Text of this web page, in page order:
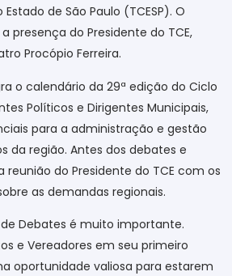
de São Paulo (TCESP). O
presença do Presidente do TCE,
Procópio Ferreira.
o calendário da 29ª edição do Ciclo
Políticos e Dirigentes Municipais,
para a administração e gestão
da região. Antes dos debates e
reunião do Presidente do TCE com os
as demandas regionais.
de Debates é muito importante.
e Vereadores em seu primeiro
oportunidade valiosa para estarem